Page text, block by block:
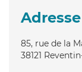
Adresse
85, rue de la
38121